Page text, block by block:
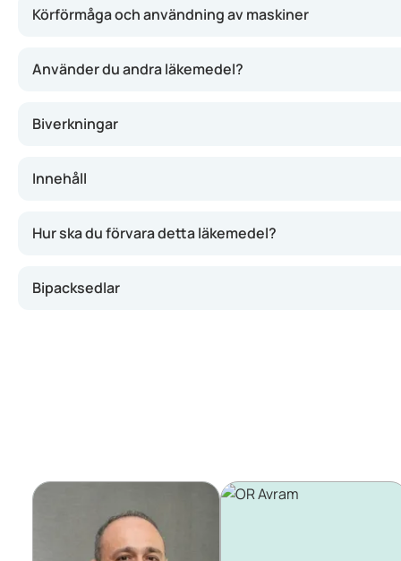
Körförmåga och användning av maskiner
Använder du andra läkemedel?
Biverkningar
Innehåll
Hur ska du förvara detta läkemedel?
Bipacksedlar